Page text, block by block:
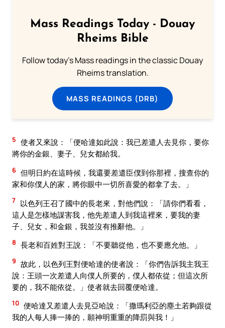
Mass Readings Today - Douay
Rheims Bible
Follow today's Mass readings in the classic Douay
Rheims translation.
MASS READINGS (DRB)
5 使者又來說：「便哈達如此說：我已差遣人去見你，要你
將你的金銀、妻子、兒女都給我。
6 但明日約在這時候，我還要差遣臣僕到你那裡，搜查你的
家和你僕人的家，將你眼中一切所喜愛的都拿了去。」
7 以色列王召了國中的長老來，對他們說：「請你們看看，
這人是怎樣地謀害我，他先差遣人到我這裡來，要我的妻
子、兒女，和金銀，我並沒有推辭他。」
8 長老和百姓對王說：「不要聽從他，也不要應允他。」
9 故此，以色列王對便哈達的使者說：「你們告訴我主我王
說：王頭一次差遣人向僕人所要的，僕人都依從；但這次所
要的，我不能依從。」使者就去回覆便哈達。
10 便哈達又差遣人去見亞哈說：「撒瑪利亞的塵土若夠跟從
我的人每人捧一捧的，願神明重重的降罰與我！」